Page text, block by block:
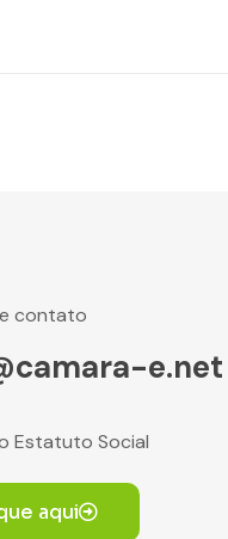
contato
e.net
Estatuto Social
aqui